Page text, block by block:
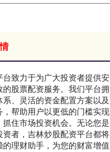
致力于为广大投资者提供安
股票配资服务。我们平台拥
、灵活的资金配置方案以及
帮助用户以更低的门槛实现
住市场投资机会。无论您是
资者，吉林炒股配资平台都将
理财助手，为您的财富增值